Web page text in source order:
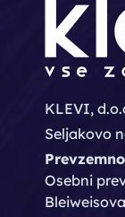
KLEVI,
Seljakovo
Osebni